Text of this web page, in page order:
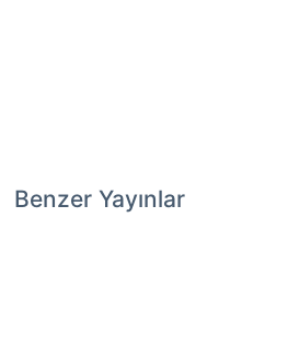
Benzer Yayınlar